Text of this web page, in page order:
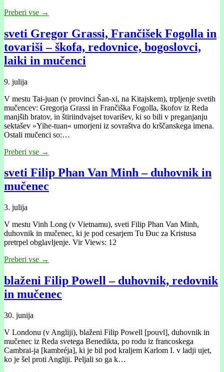
Preberi vse →
sveti Gregor Grassi, Frančišek Fogolla in
tovariši – škofa, redovnice, bogoslovci,
laiki in mučenci
9. julija
V mestu Tai-juan (v provinci Šan-xi, na Kitajskem), trpljenje svetih
mučencev: Gregorja Grassi in Frančiška Fogolla, škofov iz Reda
manjših bratov, in štiriindvajset tovarišev, ki so bili v preganjanju
sektašev »Yihe-tuan« umorjeni iz sovraštva do krščanskega imena.
Ostali mučenci so:…
Preberi vse →
sveti Filip Phan Van Minh – duhovnik in
mučenec
3. julija
V mestu Vinh Long (v Vietnamu), sveti Filip Phan Van Minh,
duhovnik in mučenec, ki je pod cesarjem Tu Đuc za Kristusa
pretrpel obglavljenje. Vir Views: 12
Preberi vse →
blaženi Filip Powell – duhovnik, redovnik
in mučenec
30. junija
V Londonu (v Angliji), blaženi Filip Powell [pouvl], duhovnik in
mučenec iz Reda svetega Benedikta, po rodu iz francoskega
Cambrai-ja [kambréja], ki je bil pod kraljem Karlom I. v ladji ujet,
ko je šel proti Angliji. Peljali so ga k…